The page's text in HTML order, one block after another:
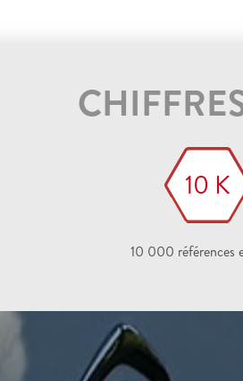
10 K
10 000 références